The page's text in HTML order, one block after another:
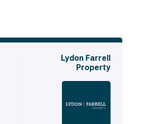
Lydon Farrell
Property